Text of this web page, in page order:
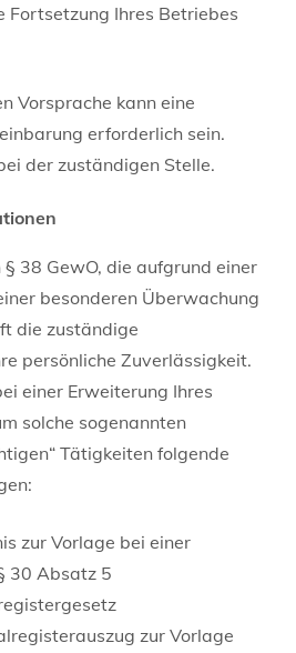
Fortsetzung Ihres Betriebes
Vorsprache kann eine
erforderlich sein.
der zuständigen Stelle.
38 GewO, die aufgrund einer
besonderen Überwachung
die zuständige
persönliche Zuverlässigkeit.
einer Erweiterung Ihres
solche sogenannten
Tätigkeiten folgende
zur Vorlage bei einer
30 Absatz 5
zur Vorlage